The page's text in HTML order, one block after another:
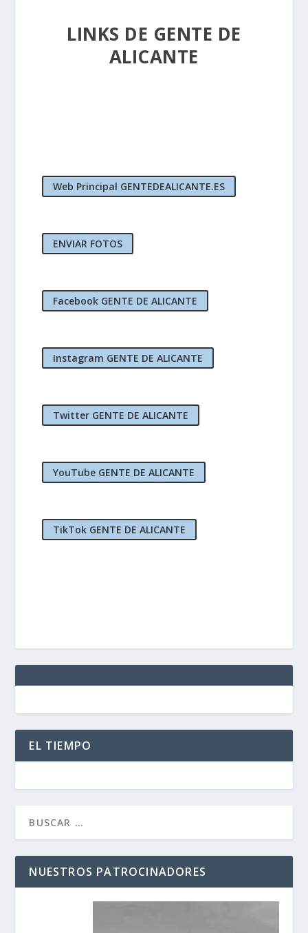
LINKS DE GENTE DE
ALICANTE
Web Principal GENTEDEALICANTE.ES
ENVIAR FOTOS
Facebook GENTE DE ALICANTE
Instagram GENTE DE ALICANTE
Twitter GENTE DE ALICANTE
YouTube GENTE DE ALICANTE
TikTok GENTE DE ALICANTE
EL TIEMPO
NUESTROS PATROCINADORES